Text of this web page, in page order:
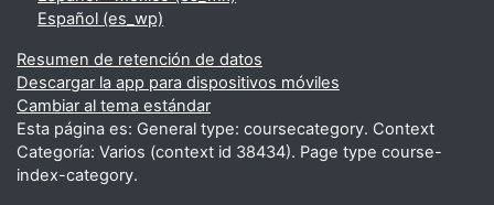
Español ‎(es_wp)‎
Resumen de retención de datos
Descargar la app para dispositivos móviles
Cambiar al tema estándar
Esta página es: General type: coursecategory. Context
Categoría: Varios (context id 38434). Page type course-
index-category.